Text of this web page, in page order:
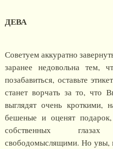
ДЕВА
Советуем аккуратно
заранее недовольна тем,
позабавиться, оставьте
станет ворчать за то, что
выглядят очень кроткими,
бешеные и оценят
собственных
свободомыслящими. Но увы,